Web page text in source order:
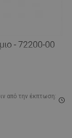
- 72200-00
από την έκπτωση: